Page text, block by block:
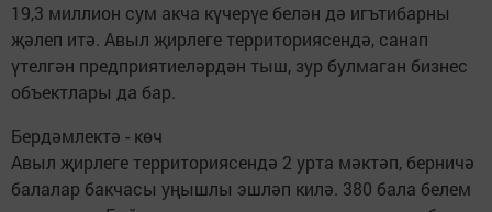
19,3 миллион сум акча күчерүе белән дә игътибарны
җәлеп итә. Авыл җирлеге территориясендә, санап
үтелгән предприятиеләрдән тыш, зур булмаган бизнес
объектлары да бар.
Бердәмлектә - көч
Авыл җирлеге территориясендә 2 урта мәктәп, берничә
балалар бакчасы уңышлы эшләп килә. 380 бала белем